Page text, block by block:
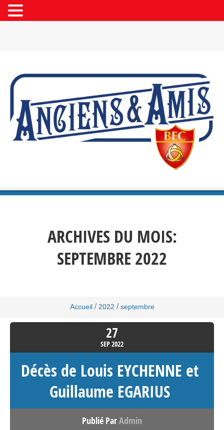
ARCHIVES DU MOIS:
SEPTEMBRE 2022
Accueil / 2022 / septembre
27
SEP2022
Décès de Louis EYCHENNE et
Guillaume EGARIUS
Publié ParAdmin